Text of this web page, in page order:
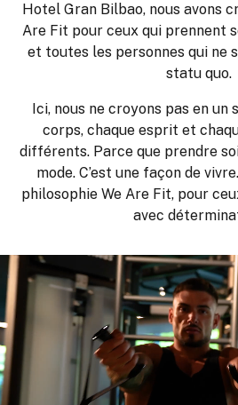
Hotel Gran Bilbao, nous avons
Are Fit pour ceux qui prennent
et toutes les personnes qui ne
statu quo.
Ici, nous ne croyons pas en un
corps, chaque esprit et
différents. Parce que prendre
mode. C’est une façon de
philosophie We Are Fit, pour
avec